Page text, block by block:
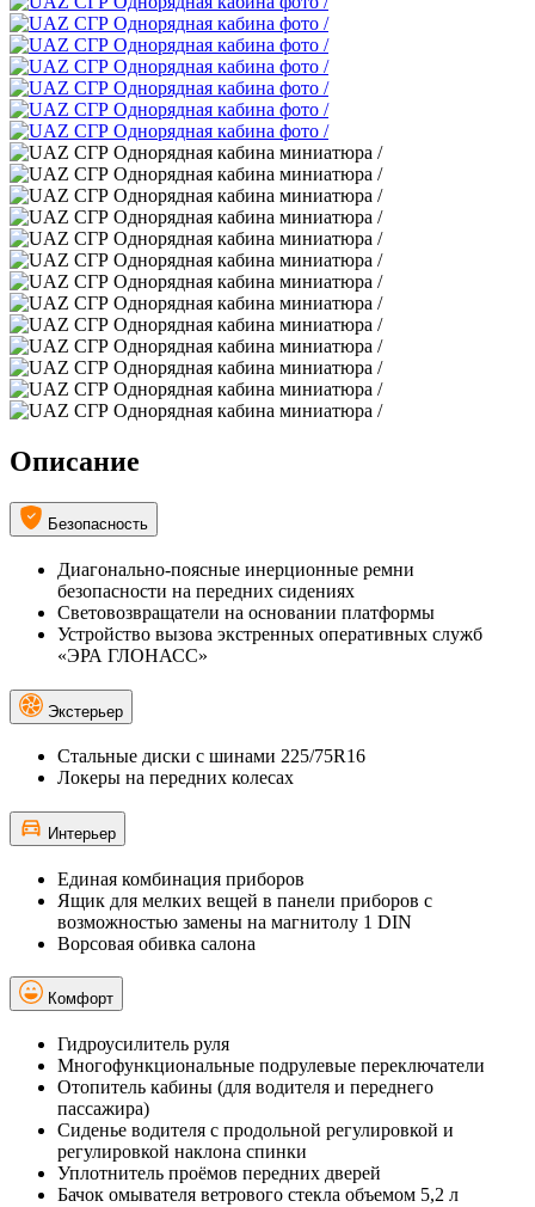
Описание
Безопасность
Диагонально-поясные инерционные ремни
безопасности на передних сидениях
Световозвращатели на основании платформы
Устройство вызова экстренных оперативных служб
«ЭРА ГЛОНАСС»
Экстерьер
Стальные диски с шинами 225/75R16
Локеры на передних колесах
Интерьер
Единая комбинация приборов
Ящик для мелких вещей в панели приборов с
возможностью замены на магнитолу 1 DIN
Ворсовая обивка салона
Комфорт
Гидроусилитель руля
Многофункциональные подрулевые переключатели
Отопитель кабины (для водителя и переднего
пассажира)
Сиденье водителя с продольной регулировкой и
регулировкой наклона спинки
Уплотнитель проёмов передних дверей
Бачок омывателя ветрового стекла объемом 5,2 л